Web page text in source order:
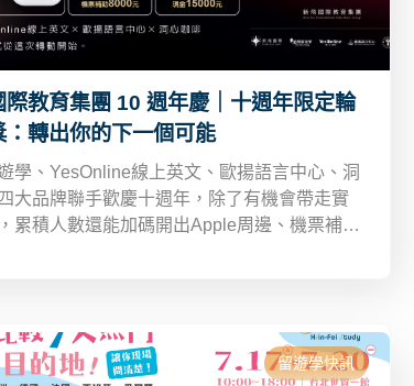
際教育集團 10 週年慶｜十週年限定輪
：轉出你的下一個可能
學、YesOnline線上英文、歐揚語言中心、洞
大品牌聯手歡慶十週年，除了有機會帶走實
累積人數還能加碼開出Apple周邊、機票補助
留遊學快訊